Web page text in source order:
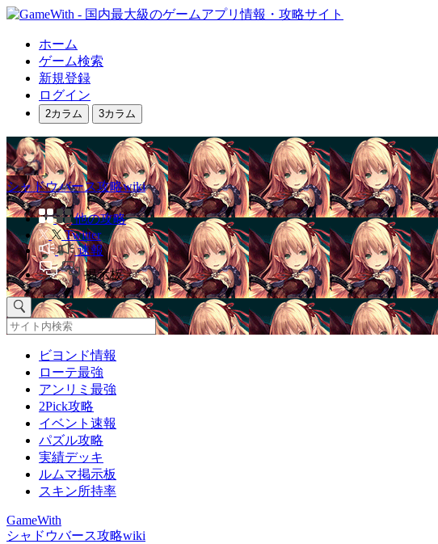
ホーム
ゲーム検索
新規登録
ログイン
2カラム 3カラム
シャドウバース攻略wiki
他の攻略
Twitter
速報
掲示板
ビヨンド情報
ローテ最強
アンリミ最強
2Pick攻略
イベント速報
パズル攻略
実績デッキ
ルムマ掲示板
スキン所持率
GameWith
シャドウバース攻略wiki